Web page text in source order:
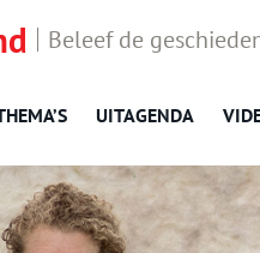
Beleef de
UITAGENDA